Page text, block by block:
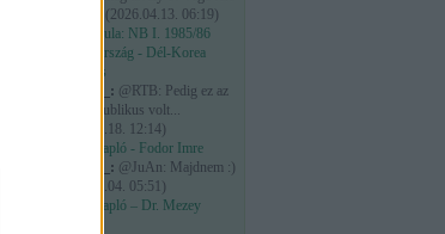
(2026.04.13. 06:19)
Időkapszula: NB I. 1985/86
Magyarország - Dél-Korea
mérkőzés
maribor_: @RTB: Pedig ez az
elejétől publikus volt...
2026.03.18. 12:14)
Osztálynapló - Fodor Imre
maribor_: @JuAn: Majdnem :)
2026.03.04. 05:51 )
Osztálynapló – Dr. Mezey